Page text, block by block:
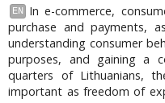
EN
In e-commerce,
purchase and payments,
understanding consumer
purposes, and gaining a
quarters of Lithuanians,
important as freedom of